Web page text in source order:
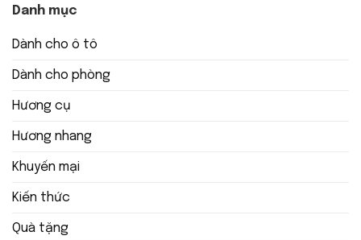
Danh mục
Dành cho ô tô
Dành cho phòng
Hương cụ
Hương nhang
Khuyến mại
Kiến thức
Quà tặng